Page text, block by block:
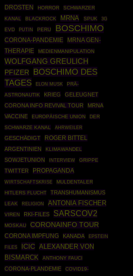
DROSTEN
HORROR
SCHWARZER
KANAL
BLACKROCK MRNA SPUK 3G
EVD PUTIN PERU BOSCHIMO
CORONA-PANDEMIE
MRNA GEN-
THERAPIE
MEDIENMANIPULATION
WOLFGANG GREULICH
PFIZER
BOSCHIMO DES
TAGES
ELON MUSK
PRÄ-
ASTRONAUTIK
KRIEG
GELEUGNET
CORONA INFO REVIVAL TOUR
MRNA
VACCINE
EUROPÄISCHE UNION
DER
SCHWARZE KANAL
AHRWEILER
GESCHÄDIGT ROGER BITTEL
ARGENTINIEN KLIMAWANDEL
SOWJETUNION INTERVIEW GRIPPE
TWITTER PROPAGANDA
WIRTSCHAFTSKRISE
MULDENTALER
HITLERS FLUCHT
TRANSHUMANISMUS
LEAK RELIGION ANTONIA FISCHER
VIREN RKI-FILES SARSCOV2
MOSKAU CORONAINFO TOUR
CORONA IMPFUNG KANADA
EPSTEIN
FILES
ICIC ALEXANDER VON
BISMARCK
ANTHONY FAUCI
CORONA-PLANDEMIE
COVID19-